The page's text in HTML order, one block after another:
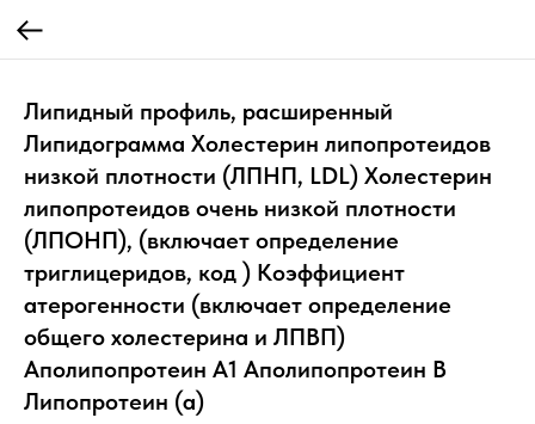
Липидный профиль, расширенный
Липидограмма Холестерин липопротеидов
низкой плотности (ЛПНП, LDL) Холестерин
липопротеидов очень низкой плотности
(ЛПОНП), (включает определение
триглицеридов, код ) Коэффициент
атерогенности (включает определение
общего холестерина и ЛПВП)
Аполипопротеин А1 Аполипопротеин В
Липопротеин (а)